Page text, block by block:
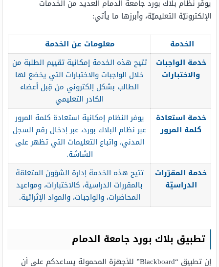
يوفّر نظام بلاك بورد جامعة الدمام العديد من الخدمات
الإلكترونيّة التعليميّة، وأبرزها ما يأتي:
الخدمة
معلومات عن الخدمة
خدمة الواجبات
والاختبارات
تتيح هذه الخدمة إمكانية تقييم الطلبة من
خلال الواجبات والاختبارات التي يخضع لها
الطالب بشكل إلكتروني من قِبل أعضاء
الكادر التعليمي
خدمة استعادة
كلمة المرور
يوفر النظام إمكانية استعادة كلمة المرور
عبر نظام البلاك بورد، عبر إدخال رقم السجل
المدني، واتباع التعليمات التي تظهر على
الشاشة.
خدمة المقرّرات
الدراسيّة
تتيح هذه الخدمة إدارة الشؤون المتعلقة
بالمقررات الدراسية، كالاختبارات، ومواعيد
المحاضرات، والواجبات، والمواد الإثرائية.
تطبيق بلاك بورد جامعة الدمام
إن تطبيق “Blackboard” للأجهزة المحمولة يساعدكم على أن